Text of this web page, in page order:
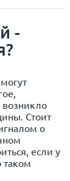
-
Стоит
о
если у